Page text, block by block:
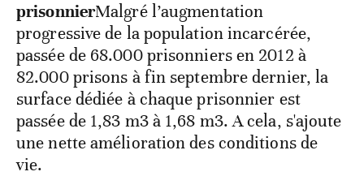
prisonnierMalgré l’augmentation
progressive de la population incarcérée,
passée de 68.000 prisonniers en 2012 à
82.000 prisons à fin septembre dernier, la
surface dédiée à chaque prisonnier est
passée de 1,83 m3 à 1,68 m3. A cela, s'ajoute
une nette amélioration des conditions de
vie.